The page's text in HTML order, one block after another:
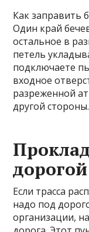
Как заправить
Один край
остальное в
петель
подключаете
входное
разреженной
другой стороны.
дорогой
Если трасса
надо под
организации,